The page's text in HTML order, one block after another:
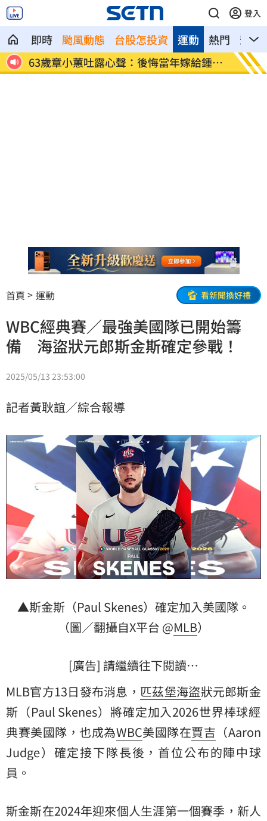
登入
即時 颱風動態 台股怎投資 熱門 影音
運動
槓
63歲章小蕙吐露心聲：後悔當年嫁給鍾鎮
濤
白海
緩
首頁 運動 看新聞換好禮
WBC經典賽／最強美國隊已開始籌
備 海盜狀元郎斯金斯確定參戰！
2025/05/13 23:53:00
記者黃耿誼／綜合報導
▲斯金斯（Paul Skenes）確定加入美國隊。
（圖／翻攝自X平台 @MLB）
[廣告] 請繼續往下閱讀…
MLB官方13日發布消息， 匹茲堡海盜狀元郎斯金
斯（Paul Skenes）將確定加入2026世界棒球經
典賽美國隊，也成為WBC美國隊在賈吉 （Aaron
Judge）確定接下隊長後，首位公布的陣中球
員。
斯金斯在2024年迎來個人生涯第一個賽季，新人